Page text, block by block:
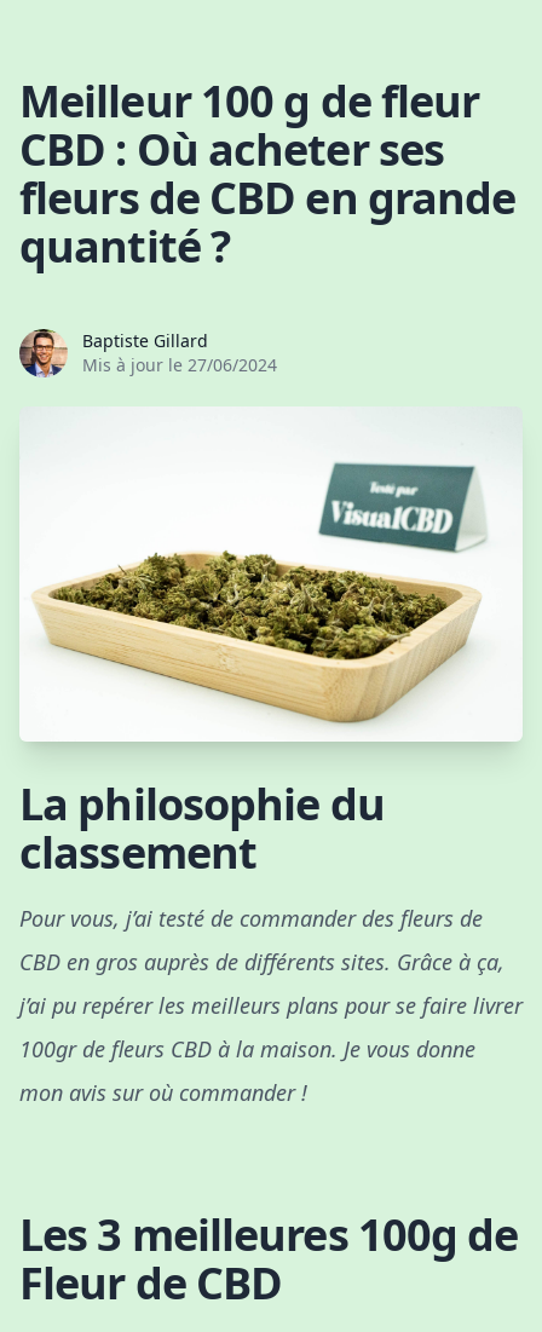
Meilleur 100 g de fleur
CBD : Où acheter ses
fleurs de CBD en grande
quantité ?
Baptiste Gillard
Mis à jour le 27/06/2024
La philosophie du
classement
Pour vous, j’ai testé de commander des fleurs de
CBD en gros auprès de différents sites. Grâce à ça,
j’ai pu repérer les meilleurs plans pour se faire livrer
100gr de fleurs CBD à la maison. Je vous donne
mon avis sur où commander !
Les 3 meilleures 100g de
Fleur de CBD